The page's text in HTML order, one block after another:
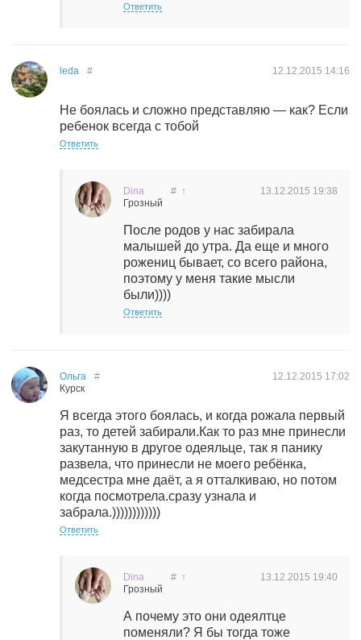
Ответить
leda 12.12.2015 14:16
#
Не боялась и сложно представляю — как? Если
ребенок всегда с тобой
Ответить
Dina
Грозный
13.12.2015 19:38
# ↑
После родов у нас забирала
малышей до утра. Да еще и много
рожениц бывает, со всего района,
поэтому у меня такие мысли
были))))
Ответить
Ольга
Курск
12.12.2015 17:02
#
Я всегда этого боялась, и когда рожала первый
раз, то детей забирали.Как то раз мне принесли
закутанную в другое одеяльце, так я панику
развела, что принесли не моего ребёнка,
медсестра мне даёт, а я отталкиваю, но потом
когда посмотрела.сразу узнала и
забрала.))))))))))))
Ответить
Dina
Грозный
13.12.2015 19:40
# ↑
А почему это они одеялтце
поменяли? Я бы тогда тоже